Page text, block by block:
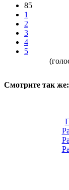
85
1
2
3
4
5
Смотрите так же: